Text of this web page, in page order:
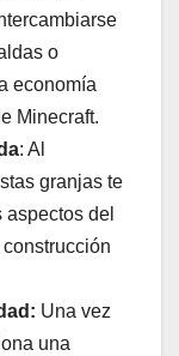
o
economía
Minecraft.
: Al
granjas te
del
Una vez
una